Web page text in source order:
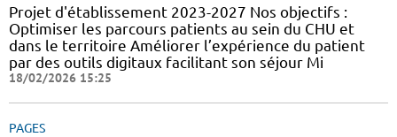
Projet d'établissement 2023-2027 Nos objectifs :
Optimiser les parcours patients au sein du CHU et
dans le territoire Améliorer l’expérience du patient
par des outils digitaux facilitant son séjour Mi
18/02/2026 15:25
PAGES